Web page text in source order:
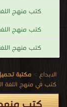
كتب منهج
كتب منهج
كتب منهج
الابداع > مكتبة
كتب في منهج اللغة